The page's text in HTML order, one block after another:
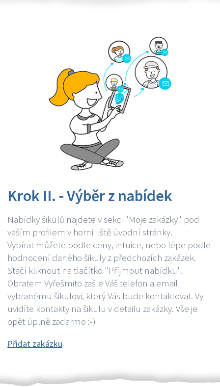
Krok II. - Výběr z nabídek
Nabídky šikulů najdete v sekci "Moje zakázky" pod
vaším profilem v horní liště úvodní stránky.
Vybírat můžete podle ceny, intuice, nebo lépe podle
hodnocení daného šikuly z předchozích zakázek.
Stačí kliknout na tlačítko "Příjmout nabídku".
Obratem Vyřešmito zašle Váš telefon a email
vybranému šikulovi, který Vás bude kontaktovat. Vy
uvidíte kontakty na šikulu v detailu zakázky. Vše je
opět úplně zadarmo :-)
Přidat zakázku